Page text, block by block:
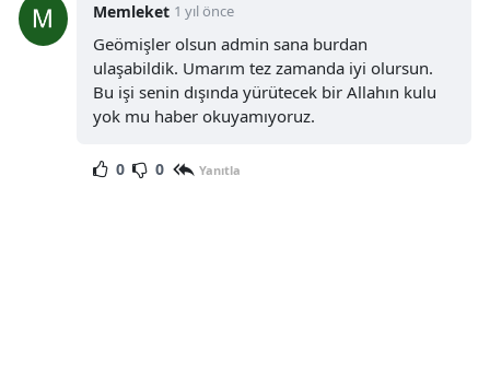
Karaman
Memleket 1 yıl önce
Geömişler olsun admin sana burdan
ulaşabildik. Umarım tez zamanda iyi olursun.
Bu işi senin dışında yürütecek bir Allahın kulu
yok mu haber okuyamıyoruz.
0 0 Yanıtla